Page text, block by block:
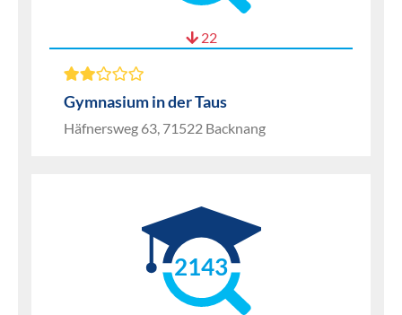
22
Gymnasium in der Taus
Häfnersweg 63, 71522 Backnang
2143